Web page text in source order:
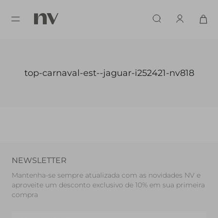
top-carnaval-est--jaguar-i252421-nv818
NEWSLETTER
Mantenha-se sempre atualizada com as novidades NV e
aproveite um desconto exclusivo de 10% em sua primeira
compra